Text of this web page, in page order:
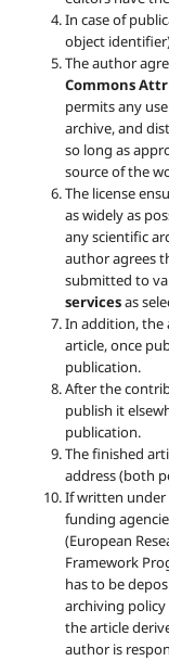
In case of
object
The author
Commons
permits any
archive, and
so long as
source of the
The license
as widely as
any scientific
author agrees
submitted to
servicesas
In addition, the
article, once
publication.
After the
publish it
publication.
The finished
address (both
If written under
funding
(European
Framework
has to be
archiving
the article
author is